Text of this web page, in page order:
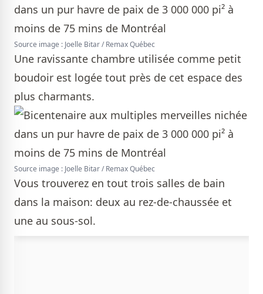
Source image : Joelle Bitar / Remax Québec
Une ravissante chambre utilisée comme petit
boudoir est logée tout près de cet espace des
plus charmants.
Source image : Joelle Bitar / Remax Québec
Vous trouverez en tout trois salles de bain
dans la maison: deux au rez-de-chaussée et
une au sous-sol.